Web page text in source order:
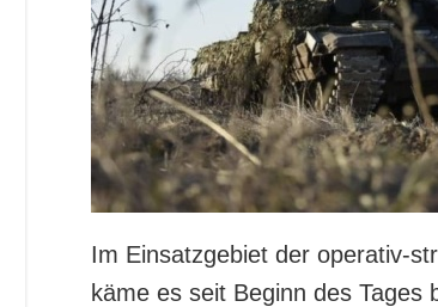
Im Einsatzgebiet der operativ-
käme es seit Beginn des Tages